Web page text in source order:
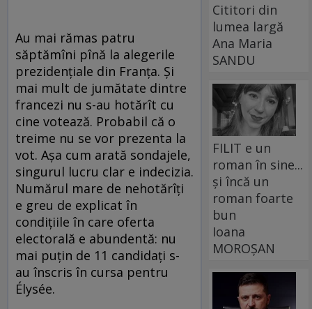
Au mai rămas patru
săptămîni pînă la alegerile
prezidenţiale din Franţa. Şi
mai mult de jumătate dintre
francezi nu s-au hotărît cu
cine votează. Probabil că o
treime nu se vor prezenta la
vot. Aşa cum arată sondajele,
singurul lucru clar e indecizia.
Numărul mare de nehotărîţi
e greu de explicat în
condiţiile în care oferta
electorală e abundentă: nu
mai puţin de 11 candidaţi s-
au înscris în cursa pentru
Élysée.
Cititori din
lumea largă
Ana Maria
SANDU
FILIT e un
roman în sine...
și încă un
roman foarte
bun
Ioana
MOROȘAN